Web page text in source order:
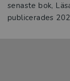
senaste bok,
publicerades